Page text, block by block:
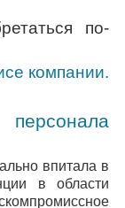
по-
компании.
впитала в
в области